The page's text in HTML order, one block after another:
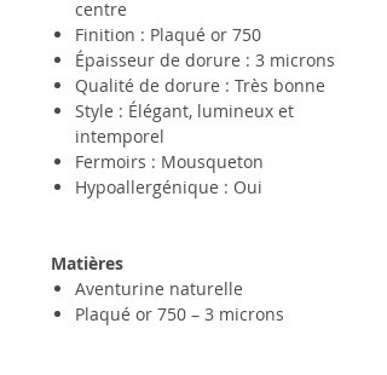
centre
Finition : Plaqué or 750
Épaisseur de dorure : 3 microns
Qualité de dorure : Très bonne
Style : Élégant, lumineux et
intemporel
Fermoirs : Mousqueton
Hypoallergénique : Oui
Matières
Aventurine naturelle
Plaqué or 750 – 3 microns